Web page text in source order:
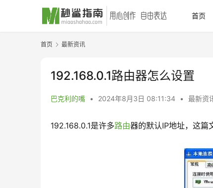
首页
首页 最新资讯
192.168.0.1路由器怎么设置
巴克利的嘴 • 2024年8月3日 08:11:34 • 最新资
192.168.0.1是许多路由器的默认IP地址，这篇